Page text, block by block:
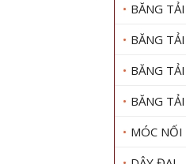
BĂNG
BĂNG
BĂNG
BĂNG
MÓC NỐI